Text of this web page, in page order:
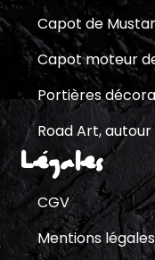
Capot de
Capot moteur
Portières
Road Art,
Légales
CGV
Mentions légales